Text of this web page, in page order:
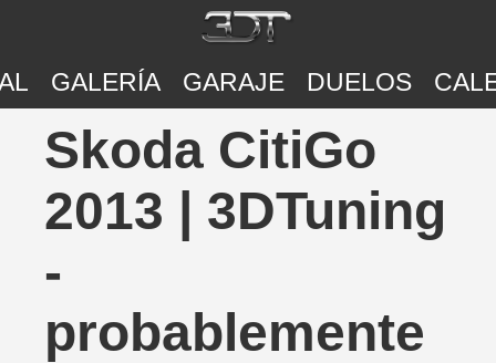
GALERÍA GARAJE DUELOS
Skoda CitiGo
2013 | 3DTuning
-
probablemente